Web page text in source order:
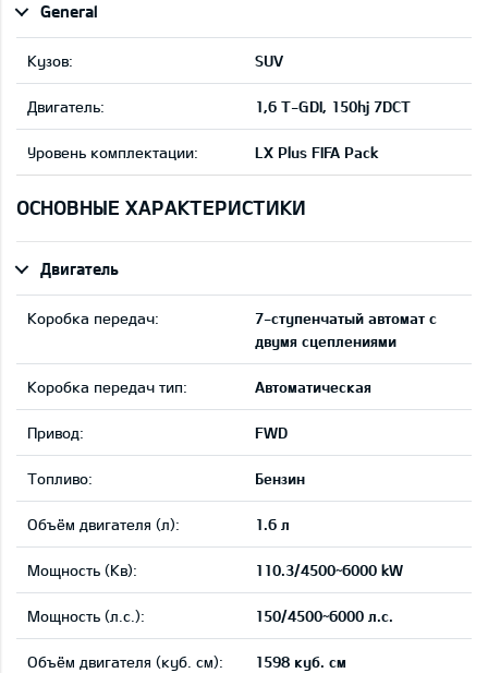
General
Кузов: SUV
Двигатель: 1,6 T-GDI, 150hj 7DCT
Уровень комплектации: LX Plus FIFA Pack
ОСНОВНЫЕ ХАРАКТЕРИСТИКИ
Двигатель
Коробка передач:
7-ступенчатый автомат с
двумя сцеплениями
Коробка передач тип: Автоматическая
Привод: FWD
Tопливо: Бензин
Объём двигателя (л): 1.6 л
Мощность (Кв): 110.3/4500~6000 kW
Мощность (л.с.): 150/4500~6000 л.с.
Объём двигателя (куб. см): 1598 куб. см